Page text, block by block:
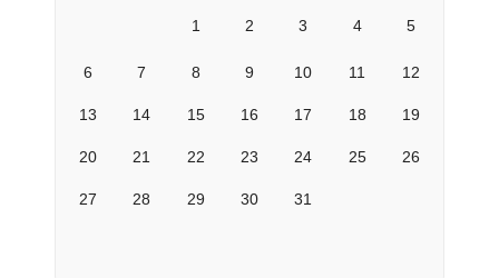
1 2 3 4 5
6 7 8 9 10 11 12
13 14 15 16 17 18 19
20 21 22 23 24 25 26
27 28 29 30 31